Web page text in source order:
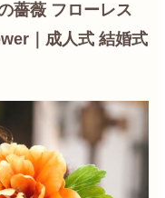
薔薇 フローレス
｜成人式 結婚式